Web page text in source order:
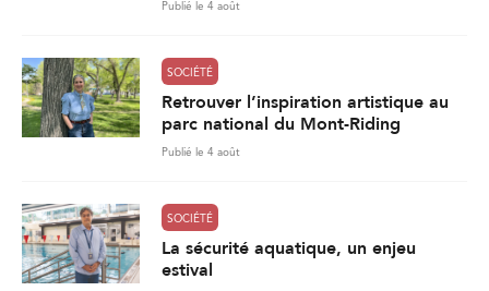
Publié le 4 août
SOCIÉTÉ
Retrouver l’inspiration artistique au
parc national du Mont-Riding
Publié le 4 août
SOCIÉTÉ
La sécurité aquatique, un enjeu
estival